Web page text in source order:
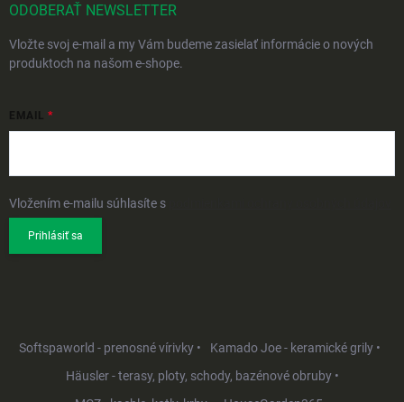
ODOBERAŤ NEWSLETTER
Vložte svoj e-mail a my Vám budeme zasielať informácie o nových
produktoch na našom e-shope.
EMAIL
Vložením e-mailu súhlasíte s
Prihlásiť sa
Softspaworld - prenosné vírivky •
Kamado Joe - keramické grily •
Häusler - terasy, ploty, schody, bazénové obruby •